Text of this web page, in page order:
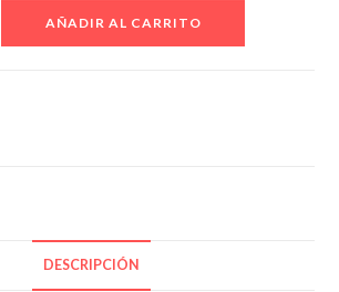
AÑADIR AL CARRITO
DESCRIPCIÓN